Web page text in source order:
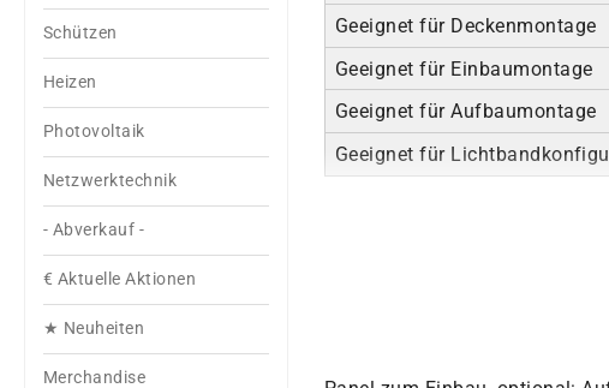
Schützen
Heizen
Photovoltaik
Netzwerktechnik
- Abverkauf -
€ Aktuelle Aktionen
★ Neuheiten
Merchandise
Geeignet für Deckenmontage
Geeignet für Einbaumontage
Geeignet für Aufbaumontage
Geeignet für